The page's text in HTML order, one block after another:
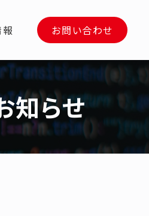
お問い合わせ
知らせ